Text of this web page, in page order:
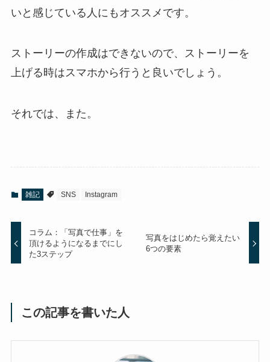
いと感じている人にもオススメです。
ストーリーの作成はできないので、ストーリーを
上げる時はスマホから行うと良いでしょう。
それでは、また。
雑記 SNS Instagram
コラム：「写真で仕事」を
頂けるようになるまでにし
た3ステップ
写真をはじめたら覚えたい
6つの要素
この記事を書いた人